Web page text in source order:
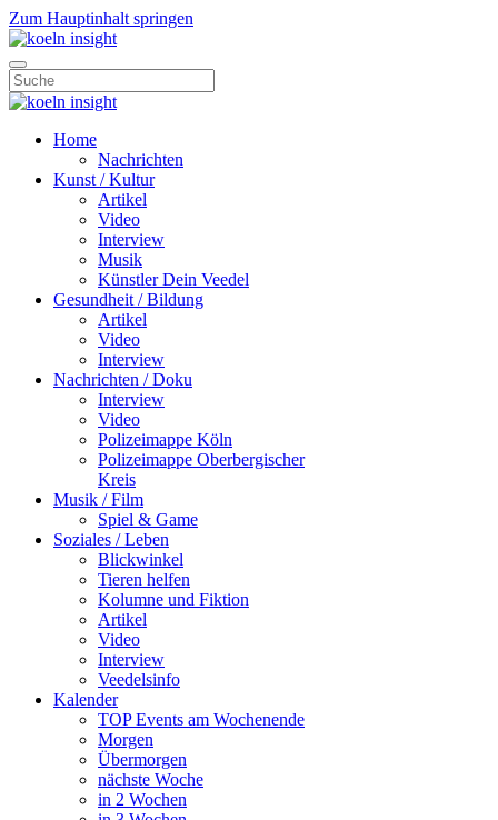
Zum Hauptinhalt springen
Home
Nachrichten
Kunst / Kultur
Artikel
Video
Interview
Musik
Künstler Dein Veedel
Gesundheit / Bildung
Artikel
Video
Interview
Nachrichten / Doku
Interview
Video
Polizeimappe Köln
Polizeimappe Oberbergischer
Kreis
Musik / Film
Spiel & Game
Soziales / Leben
Blickwinkel
Tieren helfen
Kolumne und Fiktion
Artikel
Video
Interview
Veedelsinfo
Kalender
TOP Events am Wochenende
Morgen
Übermorgen
nächste Woche
in 2 Wochen